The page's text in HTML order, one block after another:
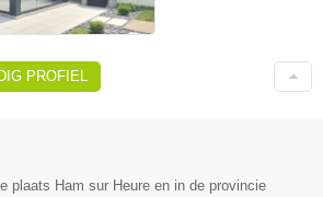
PROFIEL
plaats Ham sur Heure en in de provincie